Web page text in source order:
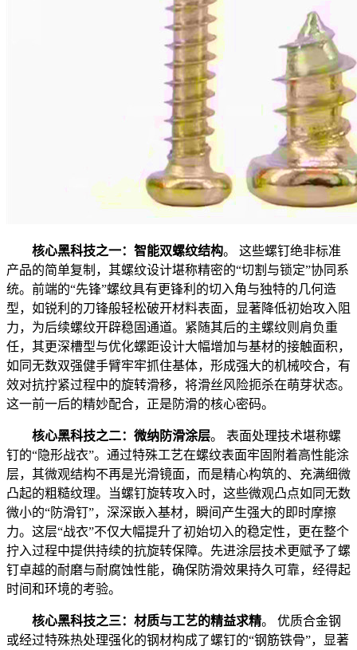
核心黑科技之一：智能双螺纹结构。 这些螺钉绝非标准
产品的简单复制，其螺纹设计堪称精密的“切割与锁定”协同系
统。前端的“先锋”螺纹具有更锋利的切入角与独特的几何造
型，如锐利的刀锋般轻松破开材料表面，显著降低初始攻入阻
力，为后续螺纹开辟稳固通道。紧随其后的主螺纹则肩负重
任，其更深槽型与优化螺距设计大幅增加与基材的接触面积，
如同无数双强健手臂牢牢抓住基体，形成强大的机械咬合，有
效对抗拧紧过程中的旋转滑移，将滑丝风险扼杀在萌芽状态。
这一前一后的精妙配合，正是防滑的核心密码。
核心黑科技之二：微纳防滑涂层。 表面处理技术堪称螺
钉的“隐形战衣”。通过特殊工艺在螺纹表面牢固附着高性能涂
层，其微观结构不再是光滑镜面，而是精心构筑的、充满细微
凸起的粗糙纹理。当螺钉旋转攻入时，这些微观凸点如同无数
微小的“防滑钉”，深深嵌入基材，瞬间产生强大的即时摩擦
力。这层“战衣”不仅大幅提升了初始切入的稳定性，更在整个
拧入过程中提供持续的抗旋转保障。先进涂层技术更赋予了螺
钉卓越的耐磨与耐腐蚀性能，确保防滑效果持久可靠，经得起
时间和环境的考验。
核心黑科技之三：材质与工艺的精益求精。 优质合金钢
或经过特殊热处理强化的钢材构成了螺钉的“钢筋铁骨”，显著